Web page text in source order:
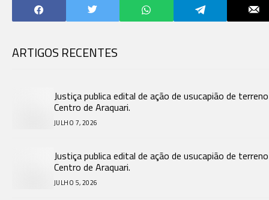
ARTIGOS RECENTES
Justiça publica edital de ação de usucapião de
Centro de Araquari.
JULHO 7, 2026
Justiça publica edital de ação de usucapião de
Centro de Araquari.
JULHO 5, 2026